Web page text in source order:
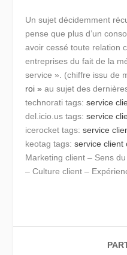
Un sujet décidemment
pense que plus d’un
avoir cessé toute relation
entreprises du fait de la
service ». (chiffre issu de
roi » au sujet des
technorati tags:service
del.icio.us tags:service
icerocket tags:service
keotag tags:service client
Marketing client – Sens
– Culture client –